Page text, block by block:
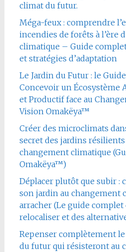
climat du futur.
Méga-feux : comprendre
incendies de forêts à l’ère
climatique – Guide
et stratégies d’adaptation
Le Jardin du Futur : le
Concevoir un Écosystème
et Productif face au
Vision Omakëya™
Créer des microclimats
secret des jardins résilients
changement climatique
Omakëya™)
Déplacer plutôt que subir :
son jardin au changement
arracher (Le guide complet
relocaliser et des
Repenser complètement
du futur qui résisteront au